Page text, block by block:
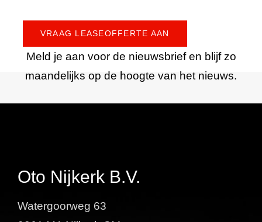
VRAAG LEASEOFFERTE AAN
Meld je aan voor de nieuwsbrief en blijf zo
maandelijks op de hoogte van het nieuws.
Oto Nijkerk B.V.
Watergoorweg 63